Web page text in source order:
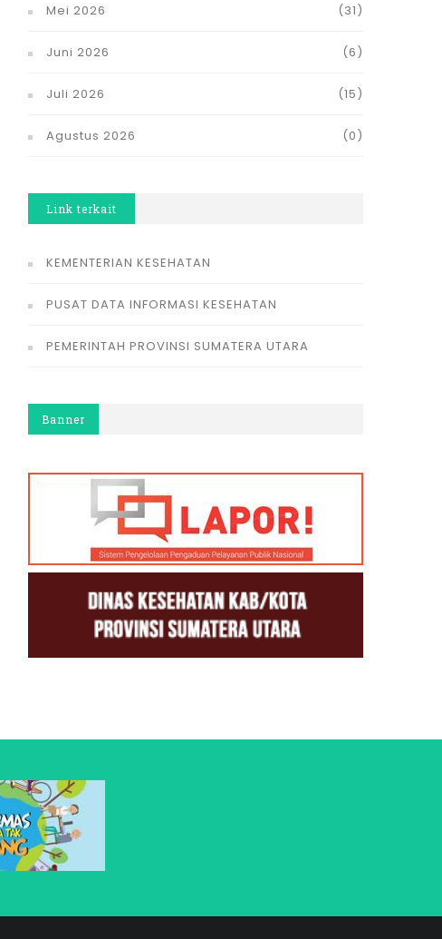
Mei 2026 (31)
Juni 2026 (6)
Juli 2026 (15)
Agustus 2026 (0)
Link terkait
KEMENTERIAN KESEHATAN
PUSAT DATA INFORMASI KESEHATAN
PEMERINTAH PROVINSI SUMATERA UTARA
Banner